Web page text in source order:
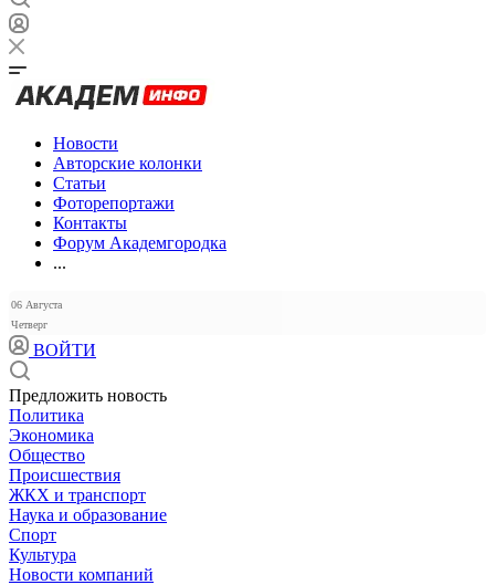
Новости
Авторские колонки
Статьи
Фоторепортажи
Контакты
Форум Академгородка
...
06 Августа
Четверг
ВОЙТИ
Предложить новость
Политика
Экономика
Общество
Происшествия
ЖКХ и транспорт
Наука и образование
Спорт
Культура
Новости компаний